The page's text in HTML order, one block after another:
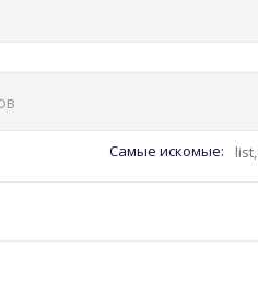
Самые искомые: list,